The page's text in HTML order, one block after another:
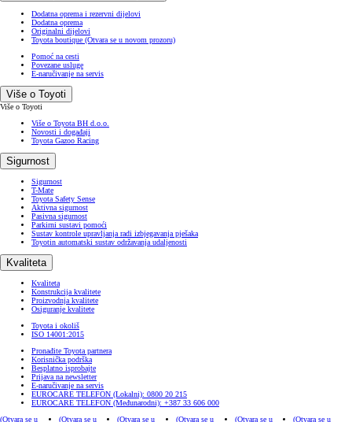
Dodatna oprema i rezervni dijelovi
Dodatna oprema
Originalni dijelovi
Toyota boutique (Otvara se u novom prozoru)
Pomoć na cesti
Povezane usluge
E-naručivanje na servis
Više o Toyoti
Više o Toyoti
Više o Toyota BH d.o.o.
Novosti i događaji
Toyota Gazoo Racing
Sigurnost
Sigurnost
T-Mate
Toyota Safety Sense
Aktivna sigurnost
Pasivna sigurnost
Parkirni sustavi pomoći
Sustav kontrole upravljanja radi izbjegavanja pješaka
Toyotin automatski sustav održavanja udaljenosti
Kvaliteta
Kvaliteta
Konstrukcija kvalitete
Proizvodnja kvalitete
Osiguranje kvalitete
Toyota i okoliš
ISO 14001:2015
Pronađite Toyota partnera
Korisnička podrška
Besplatno isprobajte
Prijava na newsletter
E-naručivanje na servis
EUROCARE TELEFON (Lokalni): 0800 20 215
EUROCARE TELEFON (Međunarodni): +387 33 606 000
(Otvara se u
(Otvara se u (Otvara se u (Otvara se u (Otvara se u (Otvara se u